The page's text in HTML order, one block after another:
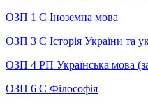
ОЗП 1 С Іноземна мова
ОЗП 3 С Історія України та
ОЗП 4 РП Українська мова
ОЗП 6 С Філософія